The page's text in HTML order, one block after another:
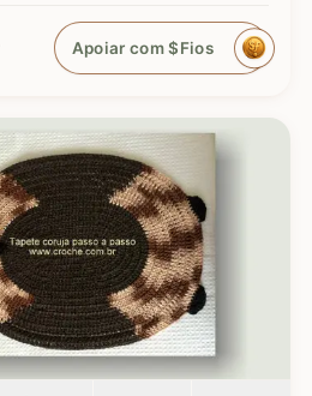
post, não se esqueça de
Apoiar com $Fios